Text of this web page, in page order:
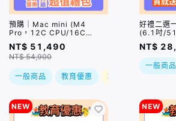
預購｜Mac mini (M4
Pro，12C CPU/16C
GPU/24GB/512GB)
NT$ 51,490
NT$ 54,900
一般商品 教育優惠 現折
好禮二選
(6.1吋/
NT$
一般商品
NEW NEW